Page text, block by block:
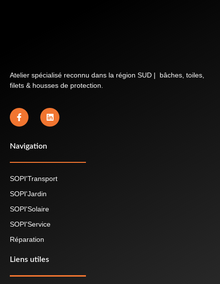
Atelier spécialisé reconnu dans la région SUD | bâches, toiles,
filets & housses de protection.
Navigation
SOPI'Transport
SOPI'Jardin
SOPI'Solaire
SOPI'Service
Réparation
Liens utiles